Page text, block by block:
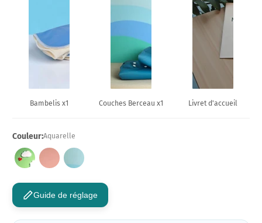
Bambelis x1 Couches Berceau x1 Livret d'accueil
Couleur:Aquarelle
Guide de réglage